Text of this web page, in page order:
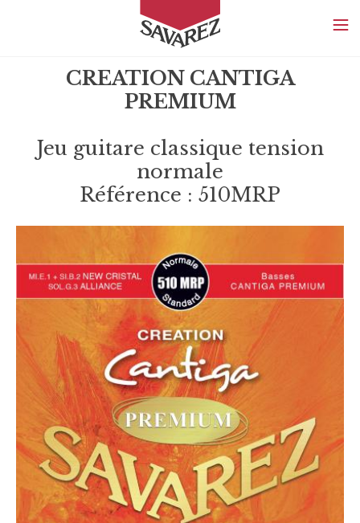
SAVAREZ
CREATION CANTIGA
PREMIUM
Jeu guitare classique tension
normale
Référence : 510MRP